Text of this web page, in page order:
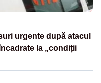
urgente după atacul
la „condiții